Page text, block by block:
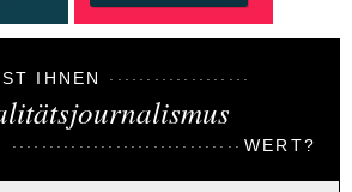
IHNEN
WERT?